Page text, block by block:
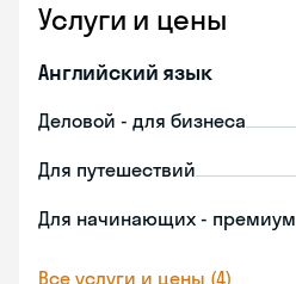
Услуги и цены
Английский язык
Деловой - для бизнеса
Для путешествий
Для начинающих - премиум
Все услуги и цены (4)